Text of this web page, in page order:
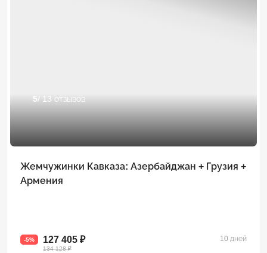
5/ 13 отзывов
Жемчужинки Кавказа: Азербайджан + Грузия +
Армения
-5% 127 405 ₽
134 128 ₽
10 дней